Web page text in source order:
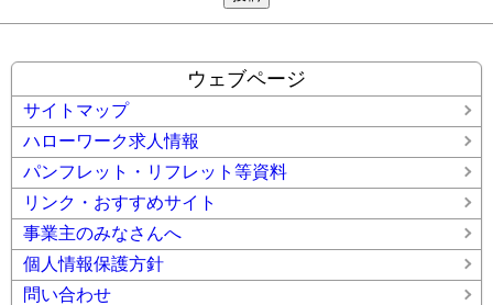
ウェブページ
サイトマップ
ハローワーク求人情報
パンフレット・リフレット等資料
リンク・おすすめサイト
事業主のみなさんへ
個人情報保護方針
問い合わせ